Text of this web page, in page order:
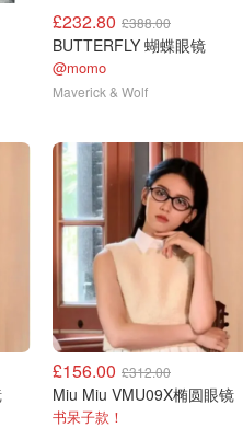
£232.80 £388.00
BUTTERFLY 蝴蝶眼镜
@momo
Maverick & Wolf
£156.00 £312.00
Miu Miu VMU09X椭圆眼镜
书呆子款！